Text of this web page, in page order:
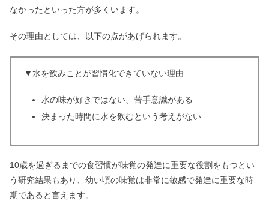
なかったといった方が多くいます。
その理由としては、以下の点があげられます。
▼水を飲みことが習慣化できていない理由
水の味が好きではない、苦手意識がある
決まった時間に水を飲むという考えがない
10歳を過ぎるまでの食習慣が味覚の発達に重要な役割をもつとい
う研究結果もあり、幼い頃の味覚は非常に敏感で発達に重要な時
期であると言えます。